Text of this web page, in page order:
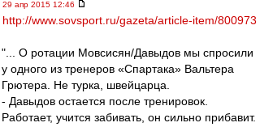
29 апр 2015 12:46
http://www.sovsport.ru/gazeta/article-item/800973
"... О ротации Мовсисян/Давыдов мы спросили
у одного из тренеров «Спартака» Вальтера
Грютера. Не турка, швейцарца.
- Давыдов остается после тренировок.
Работает, учится забивать, он сильно прибавит.